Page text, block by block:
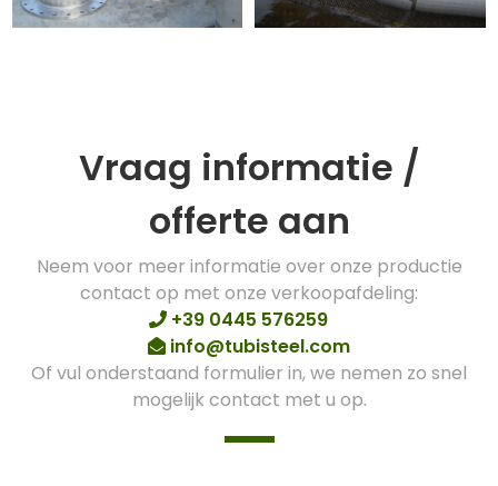
Vraag informatie /
offerte aan
Neem voor meer informatie over onze productie
contact op met onze verkoopafdeling:
+39 0445 576259
info@tubisteel.com
Of vul onderstaand formulier in, we nemen zo snel
mogelijk contact met u op.